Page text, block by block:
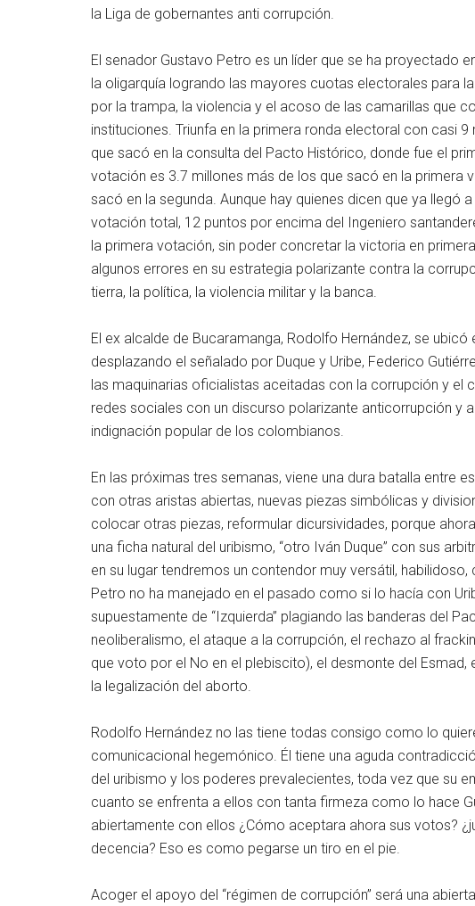
la Liga de gobernantes anti corrupción.
El senador Gustavo Petro es un líder que se ha proyectado
la oligarquía logrando las mayores cuotas electorales para
por la trampa, la violencia y el acoso de las camarillas que
instituciones. Triunfa en la primera ronda electoral con casi
que sacó en la consulta del Pacto Histórico, donde fue el
votación es 3.7 millones más de los que sacó en la primera
sacó en la segunda. Aunque hay quienes dicen que ya llegó
votación total, 12 puntos por encima del Ingeniero
la primera votación, sin poder concretar la victoria en
algunos errores en su estrategia polarizante contra la
tierra, la política, la violencia militar y la banca.
El ex alcalde de Bucaramanga, Rodolfo Hernández, se
desplazando el señalado por Duque y Uribe, Federico
las maquinarias oficialistas aceitadas con la corrupción y el
redes sociales con un discurso polarizante anticorrupción y
indignación popular de los colombianos.
En las próximas tres semanas, viene una dura batalla entre
con otras aristas abiertas, nuevas piezas simbólicas y
colocar otras piezas, reformular dicursividades, porque
una ficha natural del uribismo, “otro Iván Duque” con sus
en su lugar tendremos un contendor muy versátil,
Petro no ha manejado en el pasado como si lo hacía con
supuestamente de “Izquierda” plagiando las banderas del
neoliberalismo, el ataque a la corrupción, el rechazo al
que voto por el No en el plebiscito), el desmonte del
la legalización del aborto.
Rodolfo Hernández no las tiene todas consigo como lo
comunicacional hegemónico. Él tiene una aguda
del uribismo y los poderes prevalecientes, toda vez que su
cuanto se enfrenta a ellos con tanta firmeza como lo hace
abiertamente con ellos ¿Cómo aceptara ahora sus votos?
decencia? Eso es como pegarse un tiro en el pie.
Acoger el apoyo del “régimen de corrupción” será una